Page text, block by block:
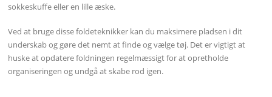
sokkeskuffe eller en lille æske.
Ved at bruge disse foldeteknikker kan du maksimere pladsen i dit
underskab og gøre det nemt at finde og vælge tøj. Det er vigtigt at
huske at opdatere foldningen regelmæssigt for at opretholde
organiseringen og undgå at skabe rod igen.